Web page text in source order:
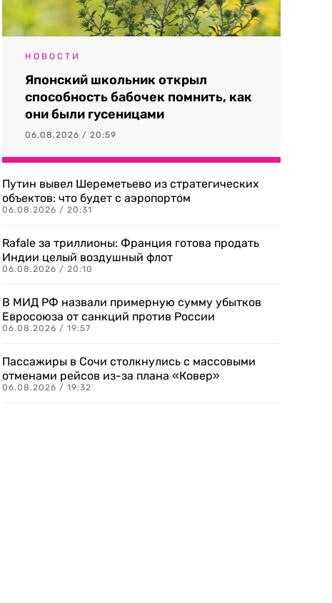
НОВОСТИ
Японский школьник открыл
способность бабочек помнить, как
они были гусеницами
06.08.2026 / 20:59
Путин вывел Шереметьево из стратегических
объектов: что будет с аэропортом
06.08.2026 / 20:31
Rafale за триллионы: Франция готова продать
Индии целый воздушный флот
06.08.2026 / 20:10
В МИД РФ назвали примерную сумму убытков
Евросоюза от санкций против России
06.08.2026 / 19:57
Пассажиры в Сочи столкнулись с массовыми
отменами рейсов из-за плана «Ковер»
06.08.2026 / 19:32